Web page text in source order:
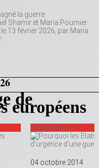
la guerre
Shamir et Maria Poumier
13 février 2026, par Maria
de
européens
Géopolitique
04 octobre 2014